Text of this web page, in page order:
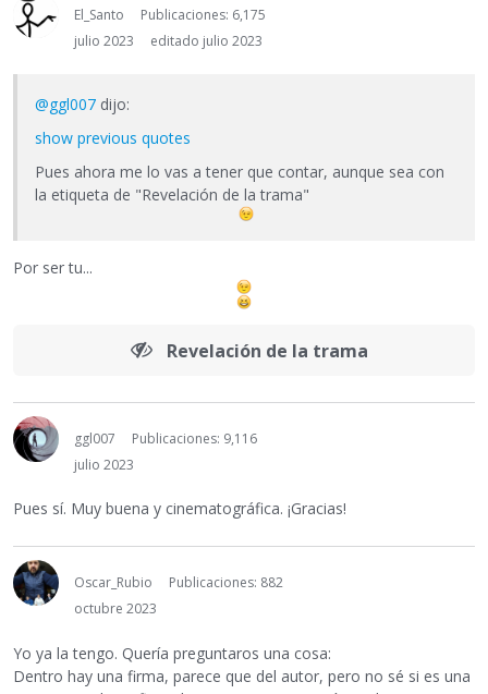
El_Santo
Publicaciones: 6,175
julio 2023
editado julio 2023
@ggl007 dijo:
show previous quotes
Pues ahora me lo vas a tener que contar, aunque sea con
la etiqueta de "Revelación de la trama"
Por ser tu...
Revelación de la trama
ggl007
Publicaciones: 9,116
julio 2023
Pues sí. Muy buena y cinematográfica. ¡Gracias!
Oscar_Rubio
Publicaciones: 882
octubre 2023
Yo ya la tengo. Quería preguntaros una cosa:
Dentro hay una firma, parece que del autor, pero no sé si es una